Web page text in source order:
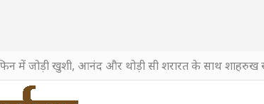
में जोड़ी खुशी, आनंद और थोड़ी सी शरारत के साथ शाहरुख